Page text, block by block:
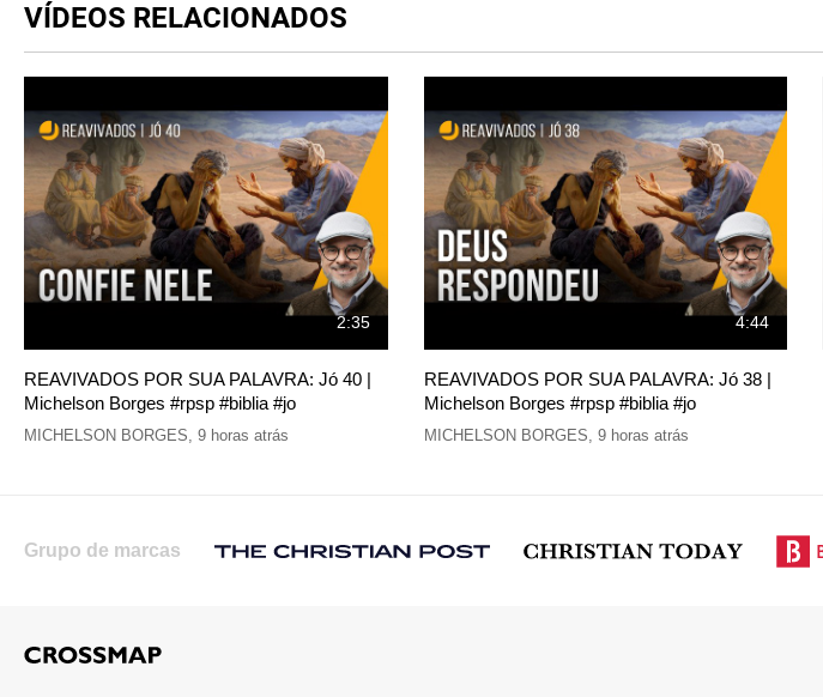
VÍDEOS RELACIONADOS
2:35
REAVIVADOS POR SUA PALAVRA: Jó 40 |
Michelson Borges #rpsp #biblia #jo
MICHELSON BORGES 9 horas atrás
4:44
REAVIVADOS POR SUA PALAVRA: Jó 38 |
Michelson Borges #rpsp #biblia #jo
MICHELSON BORGES 9 horas atrás
Grupo de marcas